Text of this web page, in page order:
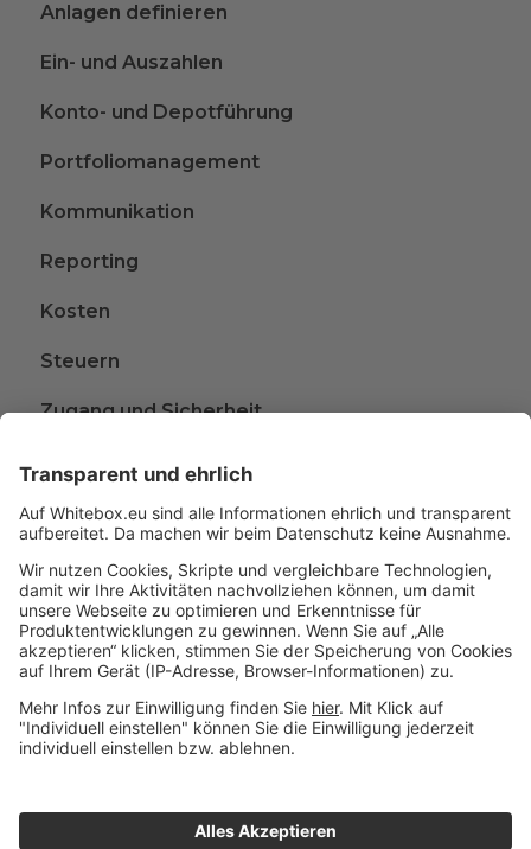
Anlagen definieren
Ein- und Auszahlen
Konto- und Depotführung
Portfoliomanagement
Kommunikation
Reporting
Kosten
Steuern
Zugang und Sicherheit
Beschwerden
Wissen rund ums Anlegen
Glossar
A
B
C
D
© 2015 - 2026 Whitebox